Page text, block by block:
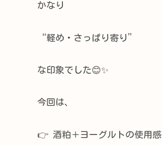
かなり
“軽め・さっぱり寄り”
な印象でした😊✨
今回は、
👉 酒粕＋ヨーグルトの使用感